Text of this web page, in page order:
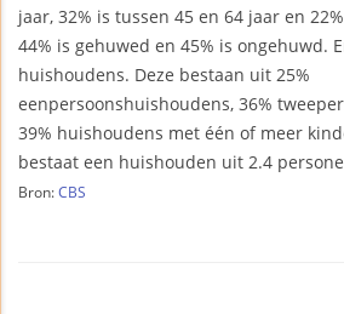
jaar, 32% is tussen 45 en 64 jaar en
44% is gehuwed en 45% is ongehuwd.
huishoudens. Deze bestaan uit 25%
eenpersoonshuishoudens, 36%
39% huishoudens met één of meer
bestaat een huishouden uit 2.4
Bron: CBS